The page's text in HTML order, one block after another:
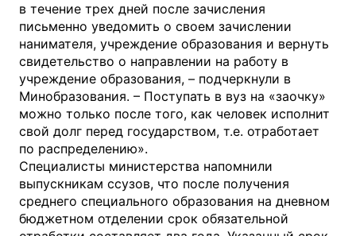
в течение трех дней после зачисления
письменно уведомить о своем зачислении
нанимателя, учреждение образования и вернуть
свидетельство о направлении на работу в
учреждение образования, – подчеркнули в
Минобразования. – Поступать в вуз на «заочку»
можно только после того, как человек исполнит
свой долг перед государством, т.е. отработает
по распределению».
Специалисты министерства напомнили
выпускникам ссузов, что после получения
среднего специального образования на дневном
бюджетном отделении срок обязательной